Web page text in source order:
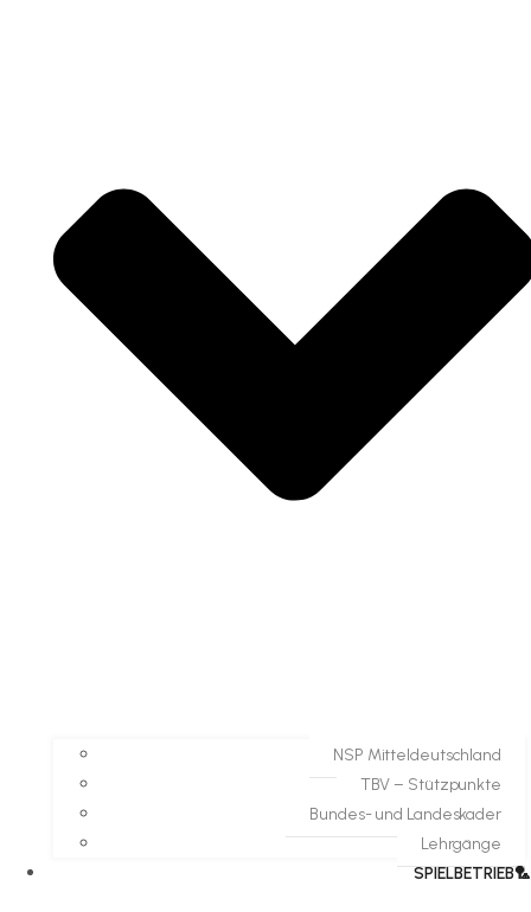
NSP Mitteldeutschland
TBV – Stützpunkte
Bundes- und Landeskader
Lehrgänge
SPIELBETRIEB🏸